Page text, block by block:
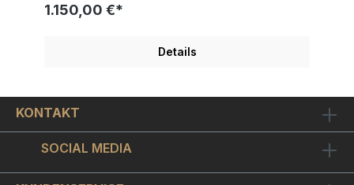
Heck setzt dabei ganz bewusst auf die Reduktion
kindlicher Naivität, die unbedingte Lebensfreude
und einen besonderen Charme und Optimismus
schwarz-weiß gefleckte Hund mit dem oft treu-
lieben, oft perplexen Blick.Das Kunstwerk ist
handsigniert und auf 99+15 AP Exemplare weltweit
limitiert und einzeln nummeriert. Ed Heck hat das
Werk DOODLES im Format von ca. 30x40 cm als
PIGMENTDRUCK auf Leinwand gearbeitet. Weitere
1.150,00 €*
Details
KONTAKT
SOCIAL MEDIA